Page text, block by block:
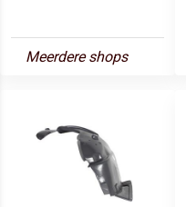
Meerdere shops